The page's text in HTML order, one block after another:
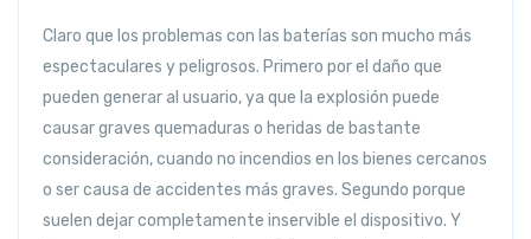
Claro que los problemas con las baterías son mucho más
espectaculares y peligrosos. Primero por el daño que
pueden generar al usuario, ya que la explosión puede
causar graves quemaduras o heridas de bastante
consideración, cuando no incendios en los bienes cercanos
o ser causa de accidentes más graves. Segundo porque
suelen dejar completamente inservible el dispositivo. Y